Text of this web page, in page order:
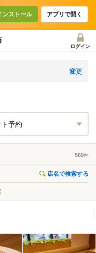
ンストール アプリで開く
ログイン
変更
予約
569件
店名で検索する